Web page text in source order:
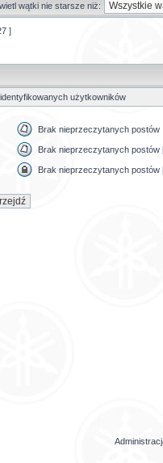
wątki nie starsze niż:
]
użytkowników
Brak nieprzeczytanych postów
Brak nieprzeczytanych postów
Brak nieprzeczytanych postów